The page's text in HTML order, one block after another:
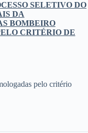
SELETIVO DO
DA
BOMBEIRO
CRITÉRIO DE
pelo critério